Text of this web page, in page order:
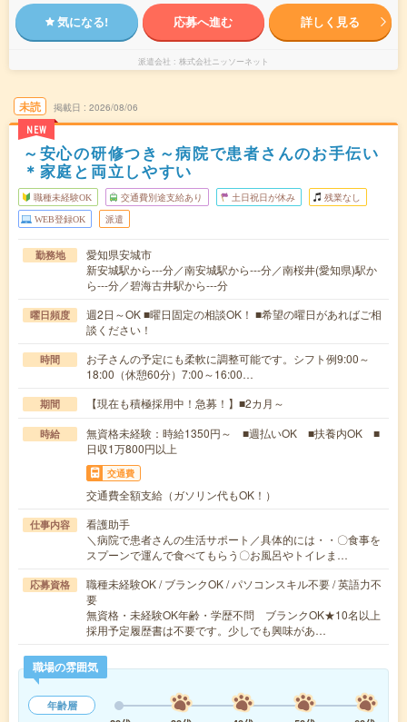
気になる! 応募へ進む 詳しく見る
派遣会社 株式会社ニッソーネット
未読
NEW
掲載日 2026/08/06
～安心の研修つき～病院で患者さんのお手伝い
＊家庭と両立しやすい
職種未経験OK 交通費別途支給あり 土日祝日が休み 残業なし
WEB登録OK 派遣
勤務地
愛知県安城市
新安城駅から---分／南安城駅から---分／南桜井(愛知県)駅か
ら---分／碧海古井駅から---分
曜日頻度
週2日～OK ■曜日固定の相談OK！ ■希望の曜日があればご相
談ください！
時間
お子さんの予定にも柔軟に調整可能です。シフト例9:00～
18:00（休憩60分）7:00～16:00…
期間 【現在も積極採用中！急募！】■2カ月～
時給
無資格未経験：時給1350円～ ■週払いOK ■扶養内OK ■
日収1万800円以上
交通費
交通費全額支給（ガソリン代もOK！）
仕事内容
看護助手
＼病院で患者さんの生活サポート／具体的には・・〇食事を
スプーンで運んで食べてもらう〇お風呂やトイレま…
応募資格
職種未経験OK / ブランクOK / パソコンスキル不要 / 英語力不
要
無資格・未経験OK年齢・学歴不問 ブランクOK★10名以上
採用予定履歴書は不要です。少しでも興味があ…
職場の雰囲気
年齢層